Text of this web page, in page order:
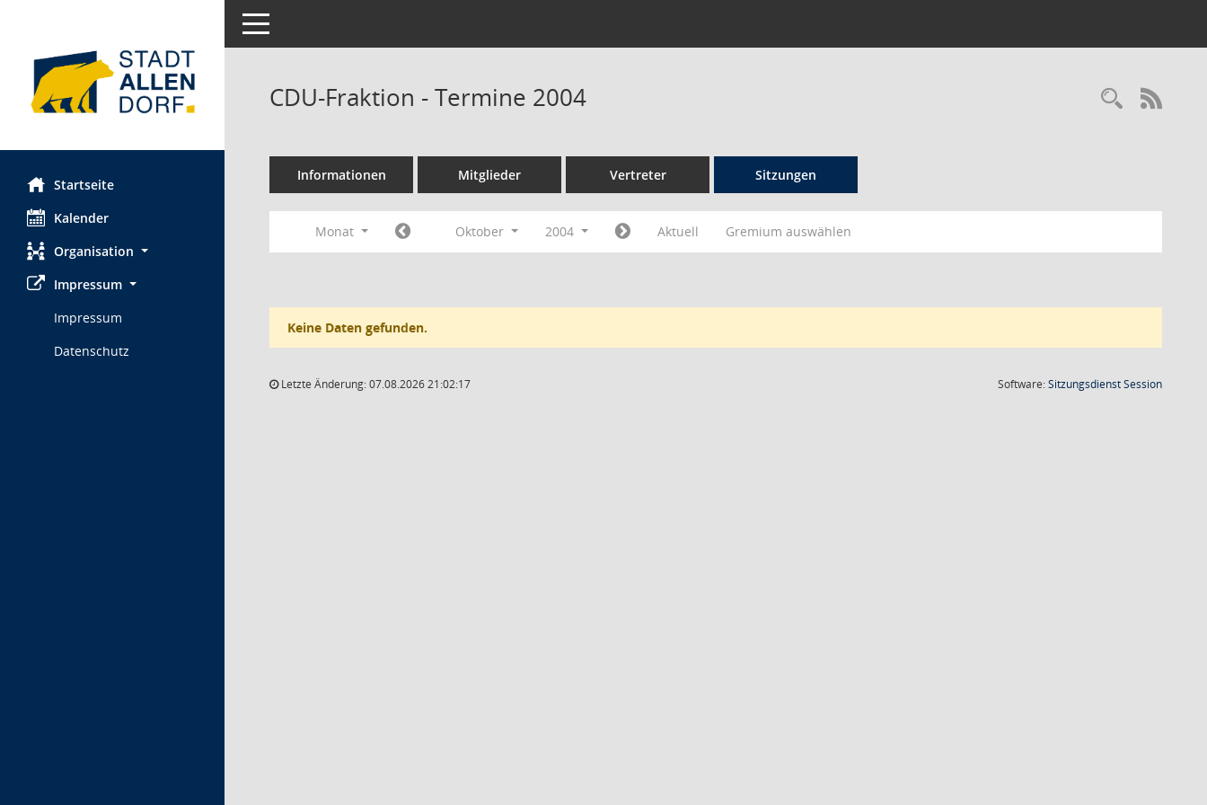
Startseite
Kalender
Organisation
Impressum
Impressum
Datenschutz
Toggle navigation
CDU-Fraktion - Termine 2004
Informationen Mitglieder Vertreter Sitzungen
Monat Oktober 2004 Aktuell Gremium auswählen
Keine Daten gefunden.
Letzte Änderung: 07.08.2026 21:02:17 Software:SitzungsdienstSession(Wird in